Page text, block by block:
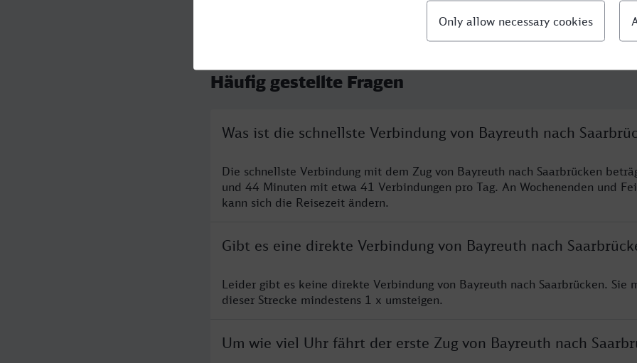
Häufig gestellte Fragen
Was ist die schnellste Verbindung von Bayreuth nach
Die schnellste Verbindung mit dem Zug von Bayreuth nach Saarbrücken
und 44 Minuten mit etwa 41 Verbindungen pro Tag. An Wochenenden und
kann sich die Reisezeit ändern.
Gibt es eine direkte Verbindung von Bayreuth nach
Leider gibt es keine direkte Verbindung von Bayreuth nach Saarbrücken. Sie
dieser Strecke mindestens 1 x umsteigen.
Um wie viel Uhr fährt der erste Zug von Bayreuth nach